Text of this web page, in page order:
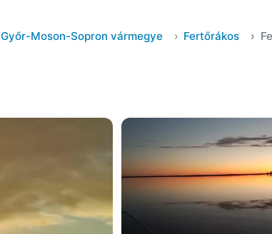
Győr-Moson-Sopron vármegye Fertőrákos